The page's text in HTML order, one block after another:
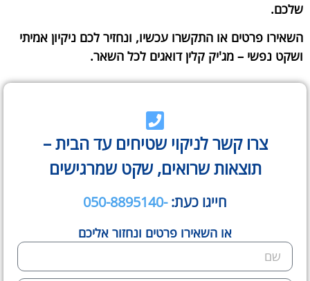
שלכם.
השאירו פרטים או התקשרו עכשיו, ונחזיר לכם ניקיון אמיתי
ושקט נפשי – מג'יק קלין דואגים לכל השאר.
צרו קשר לניקוי שטיחים עד הבית –
תוצאות שרואים, שקט שמרגישים
חייגו כעת:-050-8895140
או השאירו פרטים ונחזור אליכם